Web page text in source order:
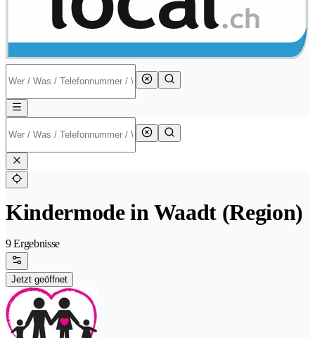
Kindermode in Waadt (Region)
9 Ergebnisse
Jetzt geöffnet